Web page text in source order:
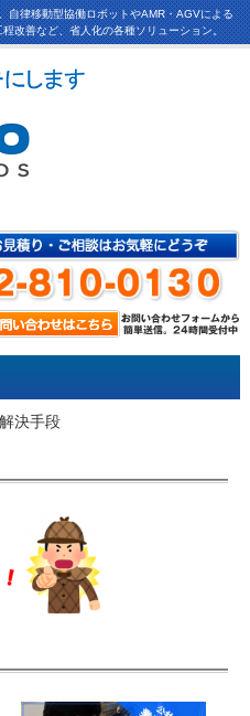
自律移動型協働ロボットやAMR・AGVによる
改善など、省人化の各種ソリューション。
決手段